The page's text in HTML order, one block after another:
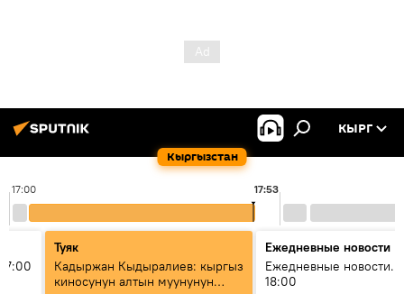
Кыргызстан
КЫРГ
17:00 17:53
Туяк
Кадыржан Кыдыралиев: кыргыз
киносунун алтын муунунун
Ежедневные новости
Ежедневные новости.
18:00